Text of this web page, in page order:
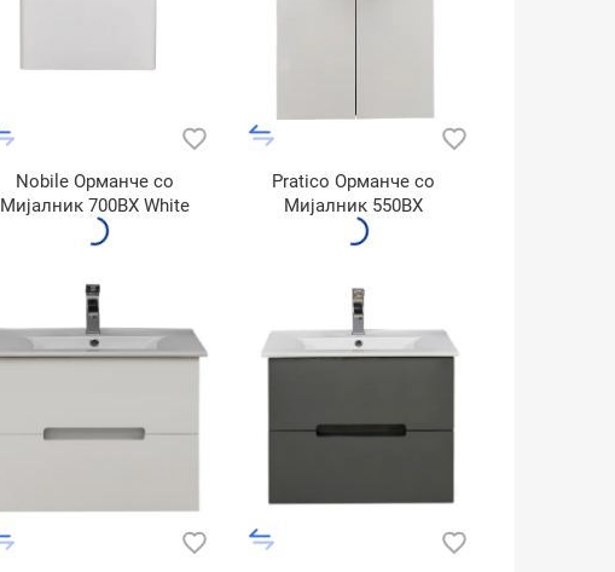
Nobile Орманче со
Мијалник 700BX White
Pratico Орманче cо
Мијалник 550BX